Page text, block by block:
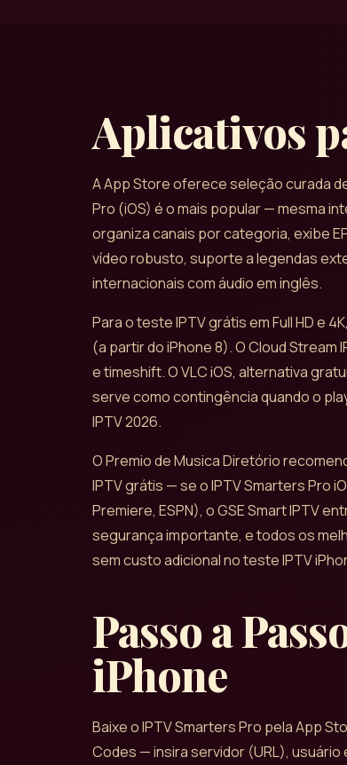
Aplicativos
A App Store oferece seleção curada
Pro (iOS) é o mais popular — mesma
organiza canais por categoria, exibe
vídeo robusto, suporte a legendas
internacionais com áudio em inglês.
Para o teste IPTV grátis em Full HD e
(a partir do iPhone 8). O Cloud
e timeshift. O VLC iOS, alternativa
serve como contingência quando o
IPTV 2026.
O Premio de Musica Diretório
IPTV grátis — se o IPTV Smarters Pro
Premiere, ESPN), o GSE Smart IPTV
segurança importante, e todos os
sem custo adicional no teste IPTV
Passo a
iPhone
Baixe o IPTV Smarters Pro pela App
Codes — insira servidor (URL),